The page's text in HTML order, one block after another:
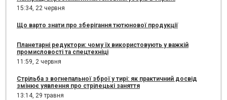
15:34, 22 червня
Що варто знати про зберігання тютюнової продукції
Планетарні редуктори: чому їх використовують у важкій
промисловості та спецтехніці
11:59, 2 червня
Стрільба з вогнепальної зброї у тирі: як практичний досвід
змінює уявлення про стрілецькі заняття
13:14, 29 травня